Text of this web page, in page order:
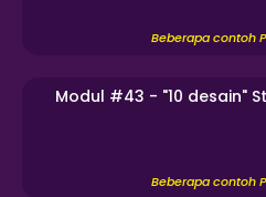
Beberapa contoh
Modul #43 - "10 desain"
Beberapa contoh